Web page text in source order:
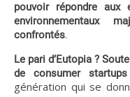
pouvoir répondre aux
environnementaux
confrontés.
Le pari d’Eutopia ?
de consumer startups
génération qui se